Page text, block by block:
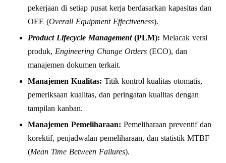
pekerjaan di setiap pusat kerja berdasarkan kapasitas dan
OEE (Overall Equipment Effectiveness).
Product Lifecycle Management(PLM): Melacak versi
produk, Engineering Change Orders (ECO), dan
manajemen dokumen terkait.
Manajemen Kualitas: Titik kontrol kualitas otomatis,
pemeriksaan kualitas, dan peringatan kualitas dengan
tampilan kanban.
Manajemen Pemeliharaan: Pemeliharaan preventif dan
korektif, penjadwalan pemeliharaan, dan statistik MTBF
(Mean Time Between Failures).